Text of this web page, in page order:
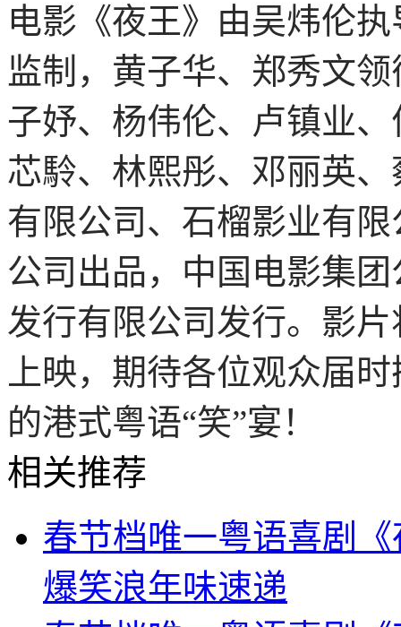
电影《夜王》由吴炜伦
监制，黄子华、郑秀文
子妤、杨伟伦、卢镇业
芯駖、林熙彤、邓丽英
有限公司、石榴影业有
公司出品，中国电影集
发行有限公司发行。影
上映，期待各位观众届
的港式粤语“笑”宴！
相关推荐
春节档唯一粤语喜剧
爆笑浪年味速递